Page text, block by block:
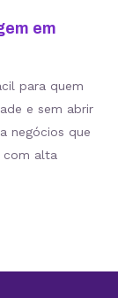
em
para quem
e sem abrir
negócios que
com alta